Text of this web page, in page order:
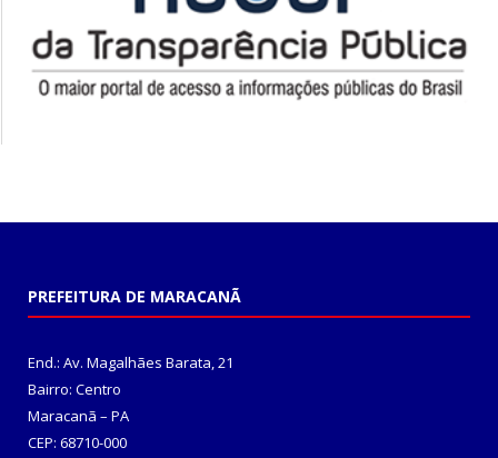
PREFEITURA DE MARACANÃ
End.: Av. Magalhães Barata, 21
Bairro: Centro
Maracanã – PA
CEP: 68710-000